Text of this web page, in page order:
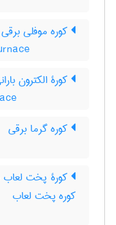
کوره موفلی برقی
کورۀ الکترون
کوره گرما برقی
کورۀ پخت لعاب
کوره پخت لعاب